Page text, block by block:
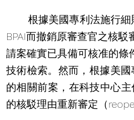
BPAI而撤銷原審查官之核
請案確實已具備可核准的條
技術檢索。然而，根據美國
的相關前案，在科技中心
的核駁理由重新審定（